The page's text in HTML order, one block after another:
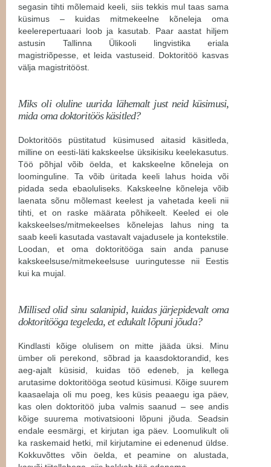
segasin tihti mõlemaid keeli, siis tekkis mul taas sama
küsimus – kuidas mitmekeelne kõneleja oma
keelerepertuaari loob ja kasutab. Paar aastat hiljem
astusin Tallinna Ülikooli lingvistika eriala
magistriõpesse, et leida vastuseid. Doktoritöö kasvas
välja magistritööst.
Miks oli oluline uurida lähemalt just neid küsimusi,
mida oma doktoritöös käsitled?
Doktoritöös püstitatud küsimused aitasid käsitleda,
milline on eesti-läti kakskeelse üksikisiku keelekasutus.
Töö põhjal võib öelda, et kakskeelne kõneleja on
loominguline. Ta võib üritada keeli lahus hoida või
pidada seda ebaoluliseks. Kakskeelne kõneleja võib
laenata sõnu mõlemast keelest ja vahetada keeli nii
tihti, et on raske määrata põhikeelt. Keeled ei ole
kakskeelses/mitmekeelses kõnelejas lahus ning ta
saab keeli kasutada vastavalt vajadusele ja kontekstile.
Loodan, et oma doktoritööga sain anda panuse
kakskeelsuse/mitmekeelsuse uuringutesse nii Eestis
kui ka mujal.
Millised olid sinu salanipid, kuidas järjepidevalt oma
doktoritööga tegeleda, et edukalt lõpuni jõuda?
Kindlasti kõige olulisem on mitte jääda üksi. Minu
ümber oli perekond, sõbrad ja kaasdoktorandid, kes
aeg-ajalt küsisid, kuidas töö edeneb, ja kellega
arutasime doktoritööga seotud küsimusi. Kõige suurem
kaasaelaja oli mu poeg, kes küsis peaaegu iga päev,
kas olen doktoritöö juba valmis saanud – see andis
kõige suurema motivatsiooni lõpuni jõuda. Seadsin
endale eesmärgi, et kirjutan iga päev. Loomulikult oli
ka raskemaid hetki, mil kirjutamine ei edenenud üldse.
Kokkuvõttes võin öelda, et peamine on alustada,